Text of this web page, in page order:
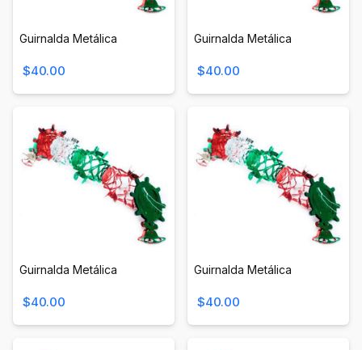
Guirnalda Metálica
$40.00
Guirnalda Metálica
$40.00
Guirnalda Metálica
$40.00
Guirnalda Metálica
$40.00